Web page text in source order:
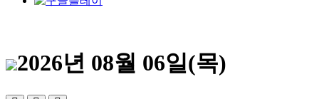
2026년 08월 06일(목)